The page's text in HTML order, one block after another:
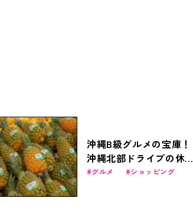
沖縄B級グルメの宝庫！
沖縄北部ドライブの休憩
スポット「道の駅許田」
グルメ ショッピング